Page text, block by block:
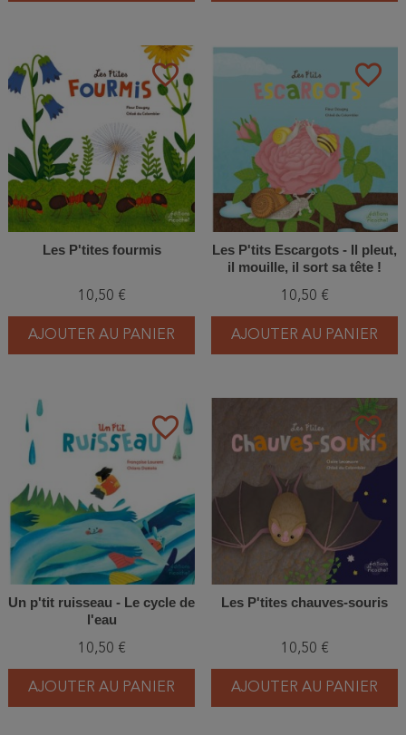
favorite_border
Les P'tites fourmis
10,50 €
AJOUTER AU PANIER
favorite_border
Les P'tits Escargots - Il pleut,
il mouille, il sort sa tête !
10,50 €
AJOUTER AU PANIER
favorite_border
Un p'tit ruisseau - Le cycle de
l'eau
10,50 €
AJOUTER AU PANIER
favorite_border
Les P'tites chauves-souris
10,50 €
AJOUTER AU PANIER